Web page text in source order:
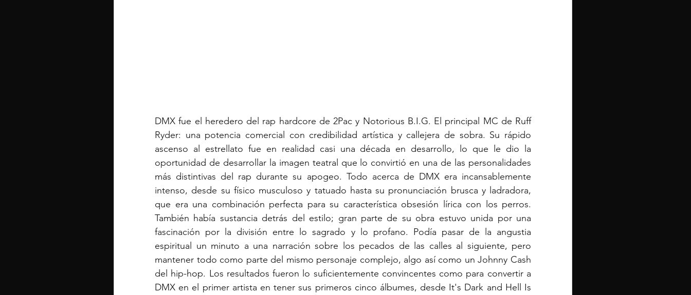
DMX fue el heredero del rap hardcore de 2Pac y Notorious B.I.G. El principal MC de Ruff
Ryder: una potencia comercial con credibilidad artística y callejera de sobra. Su rápido
ascenso al estrellato fue en realidad casi una década en desarrollo, lo que le dio la
oportunidad de desarrollar la imagen teatral que lo convirtió en una de las personalidades
más distintivas del rap durante su apogeo. Todo acerca de DMX era incansablemente
intenso, desde su físico musculoso y tatuado hasta su pronunciación brusca y ladradora,
que era una combinación perfecta para su característica obsesión lírica con los perros.
También había sustancia detrás del estilo; gran parte de su obra estuvo unida por una
fascinación por la división entre lo sagrado y lo profano. Podía pasar de la angustia
espiritual un minuto a una narración sobre los pecados de las calles al siguiente, pero
mantener todo como parte del mismo personaje complejo, algo así como un Johnny Cash
del hip-hop. Los resultados fueron lo suficientemente convincentes como para convertir a
DMX en el primer artista en tener sus primeros cinco álbumes, desde It's Dark and Hell Is